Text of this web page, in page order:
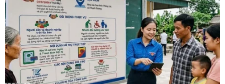
Nuôi ong lấy mật. (Nguồn: TTXVN)
Vườn quốc gia Xuân Thủy, huyện Giao Thủy,
tỉnh Nam Định có diện tích tự nhiên 7.100ha
được bao quanh bởi những cánh rừng sú vẹt.